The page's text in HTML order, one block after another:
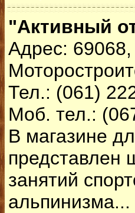
"Активный
Адрес:
Тел.: (061)
Моб. тел.:
В магазине
представлен
занятий
альпинизма...